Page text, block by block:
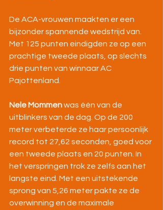
De ACA-vrouwen maakten er een
bijzonder spannende wedstrijd van.
Met 125 punten eindigden ze op een
prachtige tweede plaats, op slechts
drie punten van winnaar AC
Pajottenland.
Nele Mommen was één van de
uitblinkers van de dag. Op de 200
meter verbeterde ze haar persoonlijk
record tot 27,62 seconden, goed voor
een tweede plaats en 20 punten. In
het verspringen trok ze zelfs aan het
langste eind. Met een uitstekende
sprong van 5,26 meter pakte ze de
overwinning en de maximale